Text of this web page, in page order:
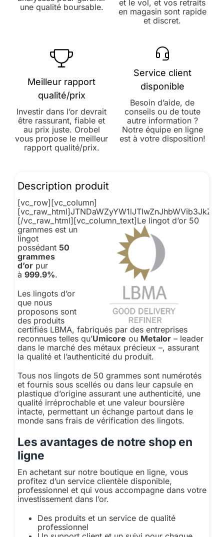
une qualité boursable.
et le vol, et vos retraits
en magasin sont rapide
et discret.
Meilleur rapport
qualité/prix
Investir dans l’or devrait
être rassurant, fiable et
au prix juste. Orobel
vous propose le meilleur
rapport qualité/prix.
Service client
disponible
Besoin d’aide, de
conseils ou de toute
autre information ?
Notre équipe en ligne
est à votre disposition!
Description produit
[vc_row][vc_column]
[/vc_raw_html][vc_column_text]Le lingot d’or 50
grammes est un
lingot
possédant 50
grammes
d’orpur
à 999.9%.
Les lingots d’or
que nous
proposons sont
des produits
certifiés LBMA, fabriqués par des entreprises
reconnues telles qu’Umicore ou Metalor– leader
dans le marché des métaux précieux –, assurant
la qualité et l’authenticité du produit.
Tous nos lingots de 50 grammes sont numérotés
et fournis sous scellés ou dans leur capsule en
plastique d’origine assurant une authenticité, une
qualité irréprochable et une valeur boursière
intacte, permettant un échange partout dans le
monde sans frais de vérification des lingots.
Les avantages de notre shop en
ligne
En achetant sur notre boutique en ligne, vous
profitez d’un service clientèle disponible,
professionnel et qui vous accompagne dans votre
investissement dans l’or.
Des produits et un service de qualité
professionnel